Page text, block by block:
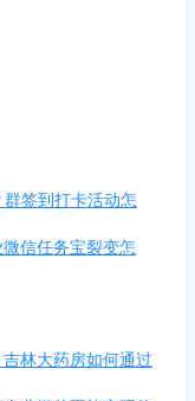
签到打卡活动怎
信任务宝裂变怎
林大药房如何通过